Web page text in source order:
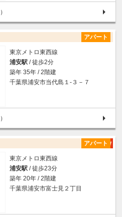
）
アパート
東京メトロ東西線
浦安駅 / 徒歩2分
築年 35年 / 2階建
千葉県浦安市当代島１-３－７
）
アパート
東京メトロ東西線
浦安駅 / 徒歩23分
築年 20年 / 2階建
千葉県浦安市富士見２丁目